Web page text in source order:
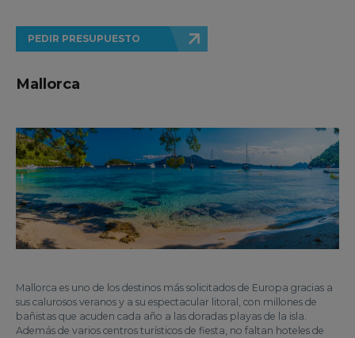
PEDIR PRESUPUESTO
Mallorca
Mallorca es uno de los destinos más solicitados de Europa gracias a
sus calurosos veranos y a su espectacular litoral, con millones de
bañistas que acuden cada año a las doradas playas de la isla.
Además de varios centros turísticos de fiesta, no faltan hoteles de